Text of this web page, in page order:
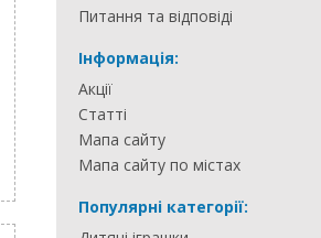
Питання та відповіді
Інформація:
Акції
Статті
Мапа сайту
Мапа сайту по містах
Популярні категорії: